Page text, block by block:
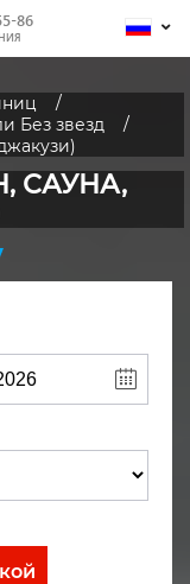
86
Без звезд
САУНА,